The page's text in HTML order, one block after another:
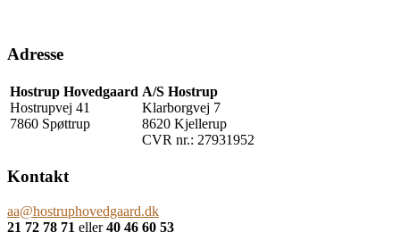
Adresse
Hostrup Hovedgaard
Hostrupvej 41
7860 Spøttrup
A/S Hostrup
Klarborgvej 7
8620 Kjellerup
CVR nr.: 27931952
Kontakt
aa@hostruphovedgaard.dk
21 72 78 71 eller40 46 60 53